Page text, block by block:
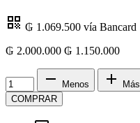
₲ 1.069.500 vía Bancard
₲ 2.000.000 ₲ 1.150.000
Menos
Más
COMPRAR